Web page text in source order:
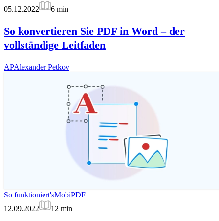
05.12.2022
6 min
So konvertieren Sie PDF in Word – der
vollständige Leitfaden
APAlexander Petkov
So funktioniert'sMobiPDF
12.09.2022
12 min